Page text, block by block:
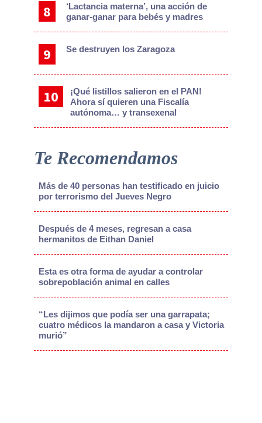
‘Lactancia materna’, una acción de
ganar-ganar para bebés y madres
Se destruyen los Zaragoza
¡Qué listillos salieron en el PAN!
Ahora sí quieren una Fiscalía
autónoma… y transexenal
Te Recomendamos
Más de 40 personas han testificado en juicio
por terrorismo del Jueves Negro
Después de 4 meses, regresan a casa
hermanitos de Eithan Daniel
Esta es otra forma de ayudar a controlar
sobrepoblación animal en calles
“Les dijimos que podía ser una garrapata;
cuatro médicos la mandaron a casa y Victoria
murió”